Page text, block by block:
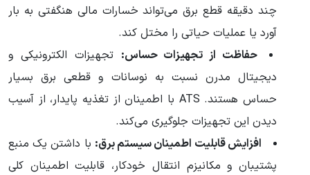
چند دقیقه قطع برق می‌تواند خسارات مالی هنگفتی به بار
آورد یا عملیات حیاتی را مختل کند.
حفاظت از تجهیزات حساس: تجهیزات الکترونیکی و
دیجیتال مدرن نسبت به نوسانات و قطعی برق بسیار
حساس هستند. ATS با اطمینان از تغذیه پایدار، از آسیب
دیدن این تجهیزات جلوگیری می‌کند.
افزایش قابلیت اطمینان سیستم برق: با داشتن یک منبع
پشتیبان و مکانیزم انتقال خودکار، قابلیت اطمینان کلی